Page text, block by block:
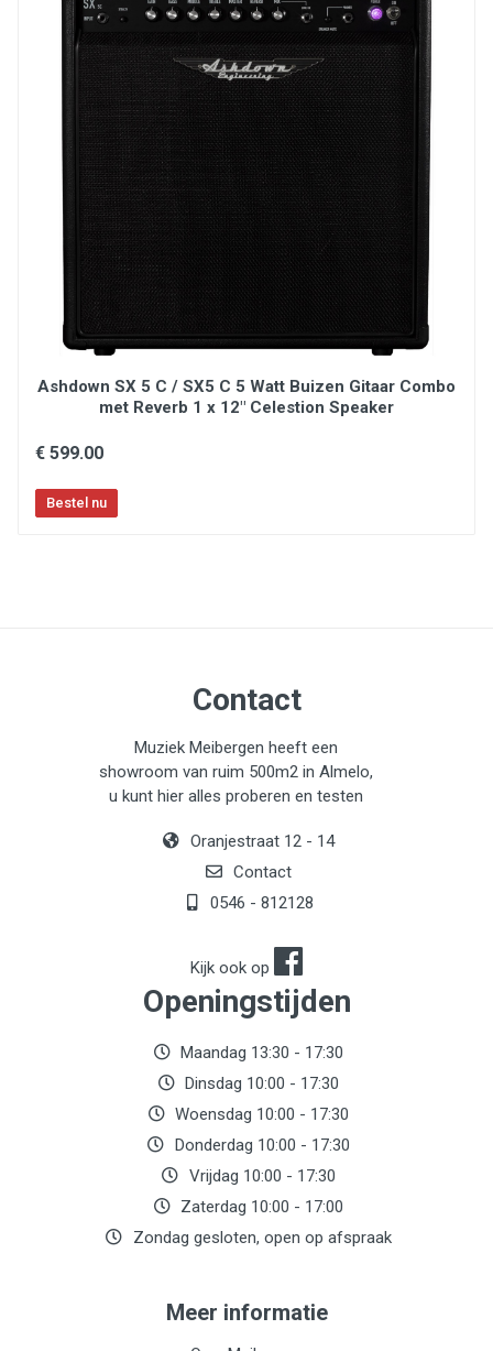
Ashdown SX 5 C / SX5 C 5 Watt Buizen Gitaar Combo
met Reverb 1 x 12" Celestion Speaker
€ 599.00
Contact
Muziek Meibergen heeft een
showroom van ruim 500m2 in Almelo,
u kunt hier alles proberen en testen
Oranjestraat 12 - 14
Contact
0546 - 812128
Kijk ook op
Openingstijden
Maandag 13:30 - 17:30
Dinsdag 10:00 - 17:30
Woensdag 10:00 - 17:30
Donderdag 10:00 - 17:30
Vrijdag 10:00 - 17:30
Zaterdag 10:00 - 17:00
Zondag gesloten, open op afspraak
Meer informatie